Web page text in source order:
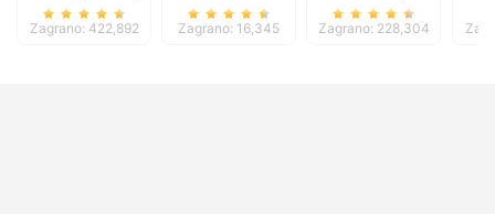
Zagrano: 422,892 Zagrano: 16,345 Zagrano: 228,304